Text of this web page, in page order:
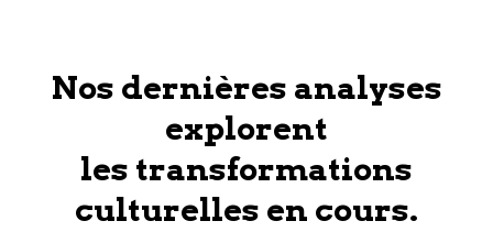
Nos dernières analyses
explorent
les transformations
culturelles en cours.